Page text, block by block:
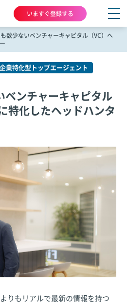
いますぐ登録する
数少ないベンチャーキャピタル（VC）へ
業特化型トップエージェント
ベンチャーキャピタル
特化したヘッドハンタ
りもリアルで最新の情報を持つ